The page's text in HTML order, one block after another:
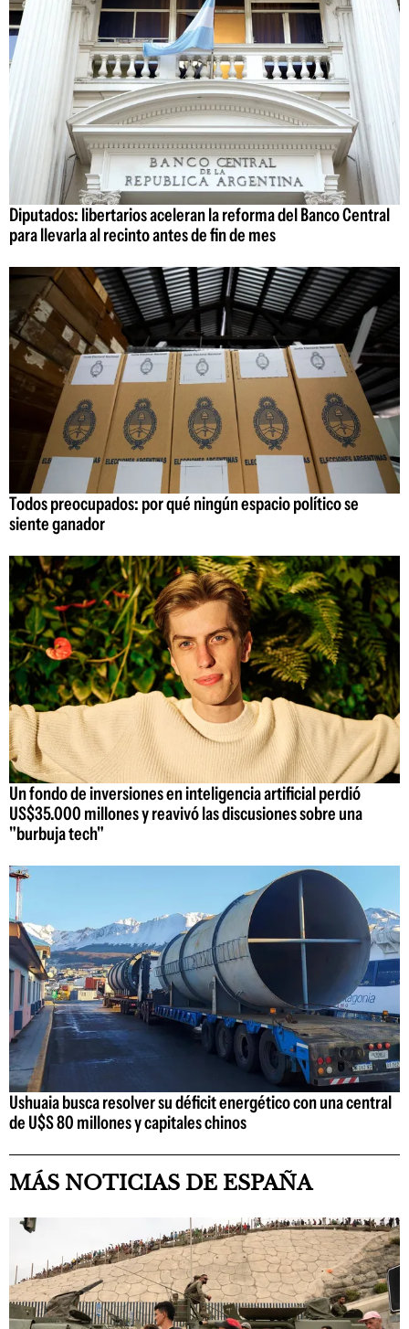
Diputados: libertarios aceleran la reforma del Banco Central
para llevarla al recinto antes de fin de mes
Todos preocupados: por qué ningún espacio político se
siente ganador
Un fondo de inversiones en inteligencia artificial perdió
US$35.000 millones y reavivó las discusiones sobre una
"burbuja tech"
Ushuaia busca resolver su déficit energético con una central
de U$S 80 millones y capitales chinos
MÁS NOTICIAS DE ESPAÑA